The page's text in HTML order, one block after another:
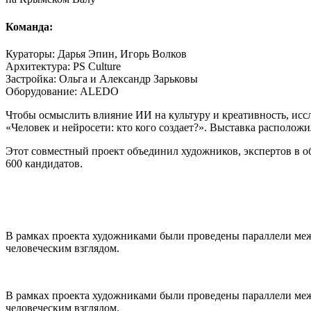
Команда:
Кураторы: Дарья Эпин, Игорь Волков
Архитектура: PS Culture
Застройка: Ольга и Александр Зарьковы
Оборудование: ALEDO
Чтобы осмыслить влияние ИИ на культуру и креативность,
«Человек и нейросети: кто кого создает?». Выставка
Этот совместный проект объединил художников, экспертов
600 кандидатов.
В рамках проекта художниками были проведены параллели
человеческим взглядом.
В рамках проекта художниками были проведены параллели
человеческим взглядом.